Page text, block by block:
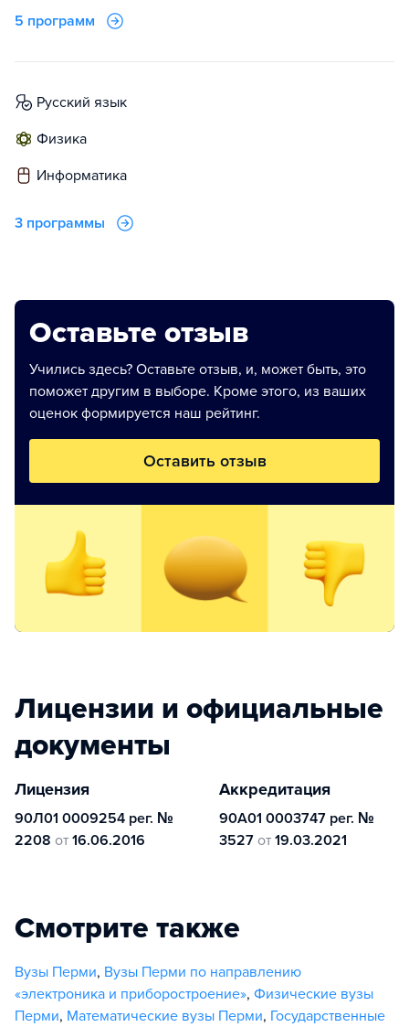
5 программ
русский язык
физика
информатика
3 программы
Оставьте отзыв
Учились здесь? Оставьте отзыв, и, может быть, это
поможет другим в выборе. Кроме этого, из ваших
оценок формируется наш рейтинг.
Оставить отзыв
Лицензии и официальные
документы
Лицензия
90Л01 0009254 рег. №
2208 от 16.06.2016
Аккредитация
90А01 0003747 рег. №
3527 от 19.03.2021
Смотрите также
Вузы Перми, Вузы Перми по направлению
«электроника и приборостроение», Физические вузы
Перми, Математические вузы Перми, Государственные